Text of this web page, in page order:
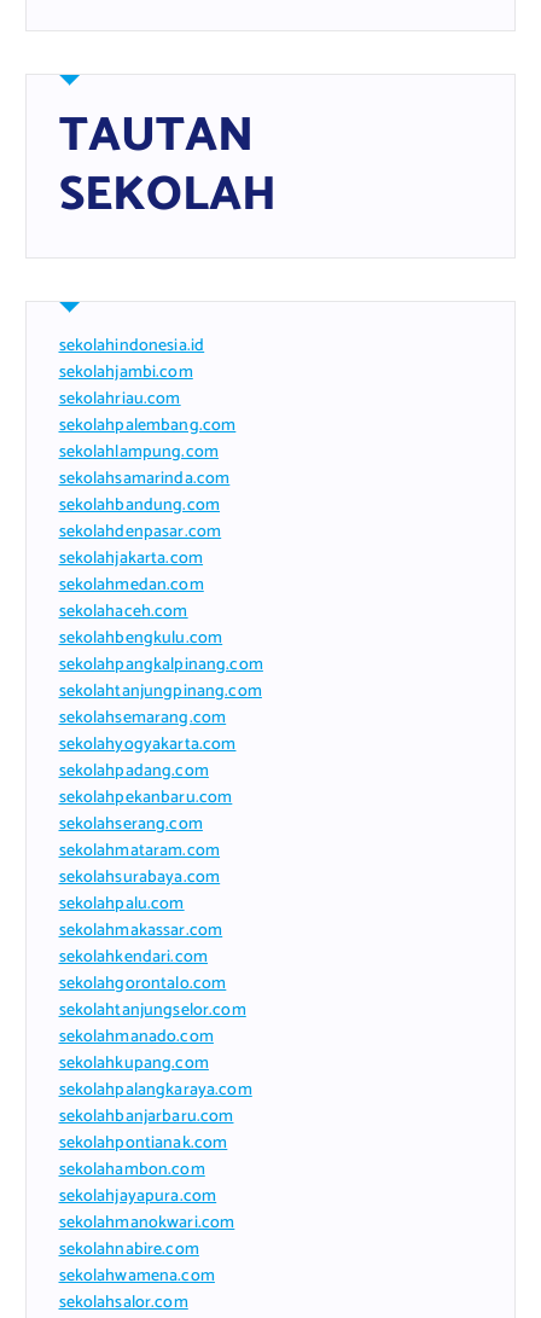
TAUTAN
SEKOLAH
sekolahindonesia.id
sekolahjambi.com
sekolahriau.com
sekolahpalembang.com
sekolahlampung.com
sekolahsamarinda.com
sekolahbandung.com
sekolahdenpasar.com
sekolahjakarta.com
sekolahmedan.com
sekolahaceh.com
sekolahbengkulu.com
sekolahpangkalpinang.com
sekolahtanjungpinang.com
sekolahsemarang.com
sekolahyogyakarta.com
sekolahpadang.com
sekolahpekanbaru.com
sekolahserang.com
sekolahmataram.com
sekolahsurabaya.com
sekolahpalu.com
sekolahmakassar.com
sekolahkendari.com
sekolahgorontalo.com
sekolahtanjungselor.com
sekolahmanado.com
sekolahkupang.com
sekolahpalangkaraya.com
sekolahbanjarbaru.com
sekolahpontianak.com
sekolahambon.com
sekolahjayapura.com
sekolahmanokwari.com
sekolahnabire.com
sekolahwamena.com
sekolahsalor.com